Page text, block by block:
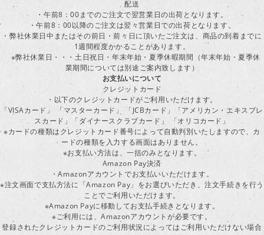
配送
・午前8：00までのご注文で翌営業日の出荷となります。
・午前8：00以降のご注文は翌々営業日での出荷となります。
・弊社休業日中またはその前日・前々日に頂いたご注文は、商品の到着までに
1週間程度かかることがあります。
※弊社休業日・・・土日祝日・年末年始・夏季休暇期間（年末年始・夏季休
業期間については別途ご案内致します）
お支払いについて
クレジットカード
・以下のクレジットカードがご利用いただけます。
「VISAカード」 「マスターカード」 「JCBカード」「アメリカン・エキスプレ
スカード」「ダイナースクラブカード」 「オリコカード」
※カードの種類はクレジットカード番号によって自動判別いたしますので、カ
ードの種類を入力する画面はありません。
※お支払い方法は、一括のみとなります。
Amazon Pay決済
・Amazonアカウントでお支払いいただけます。
※注文画面で支払方法に「Amazon Pay」をお選びいただき、注文手続きを行う
ことでご利用いただけます。
※Amazon Payに移動してお支払手続きとなります。
※ご利用には、Amazonアカウントが必要です。
登録されたクレジットカードのご利用状況によってはご利用いただけない場合